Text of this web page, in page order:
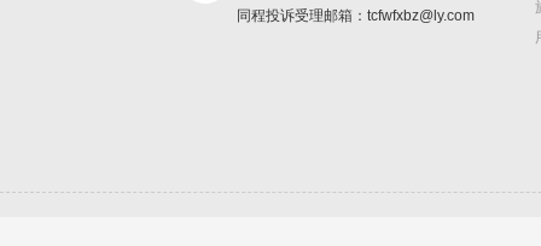
同程投诉受理邮箱：tcfwfxbz@ly.com